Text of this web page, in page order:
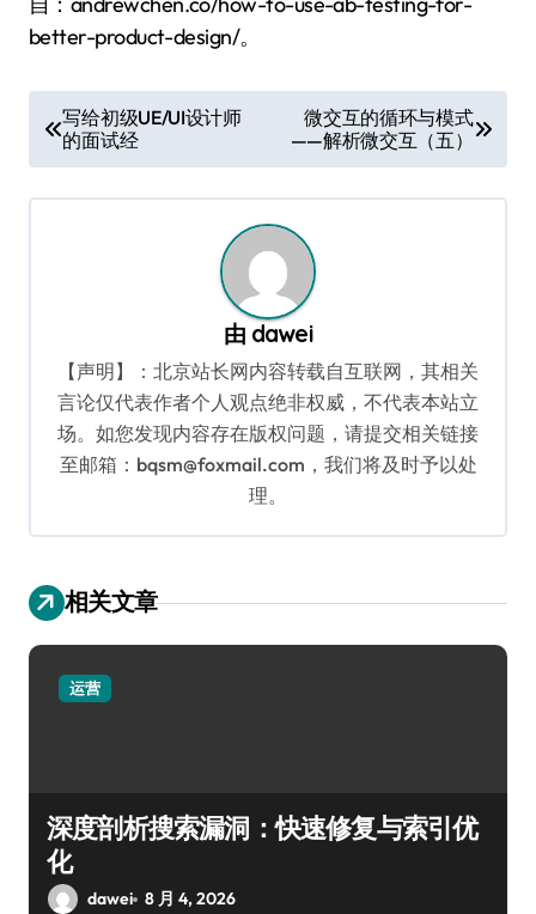
better-product-design/。
章
导
写给初级UE/UI设计师
的面试经
微交互的循环与模式
——解析微交互（五）
由 dawei
【声明】：北京站长网内容转载自互联网，其相关
言论仅代表作者个人观点绝非权威，不代表本站立
场。如您发现内容存在版权问题，请提交相关链接
至邮箱：bqsm@foxmail.com，我们将及时予以处
理。
相关文章
运营
深度剖析搜索漏洞：快速修复与索引优
化
dawei 8 月 4, 2026